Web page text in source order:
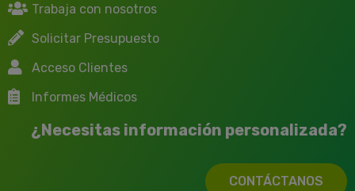
Trabaja con nosotros
Solicitar Presupuesto
Acceso Clientes
Informes Médicos
¿Necesitas información personalizada?
CONTÁCTANOS